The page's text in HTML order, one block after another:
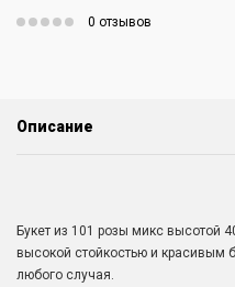
0 отзывов
Описание
Букет из 101 розы микс высотой
высокой стойкостью и красивым
любого случая.